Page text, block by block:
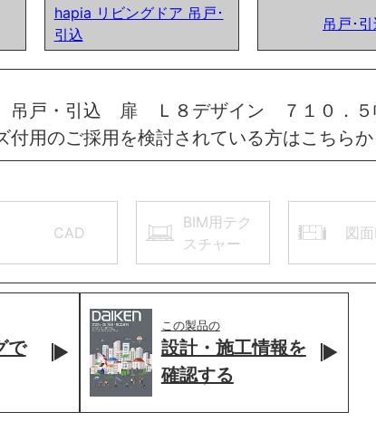
hapia リビングドア 吊戸･
引込
吊戸･
吊戸・引込 扉 Ｌ８デザイン ７１０．
用のご採用を検討されている方はこちら
CAD
BIM用テク
スチャー
図
で
この製品の
設計・施工情報を
確認する